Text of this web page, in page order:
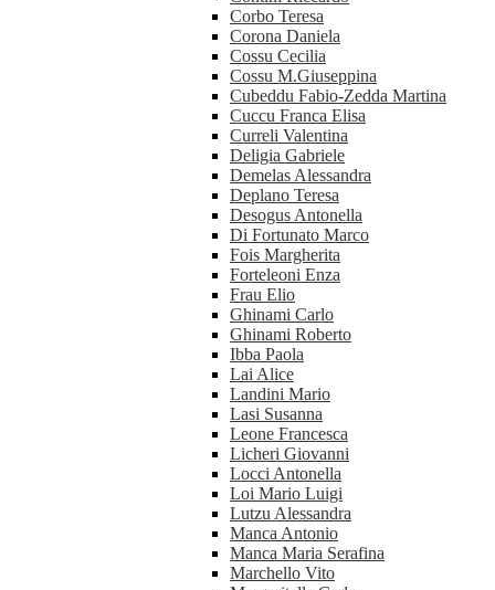
Corbo Teresa
Corona Daniela
Cossu Cecilia
Cossu M.Giuseppina
Cubeddu Fabio-Zedda Martina
Cuccu Franca Elisa
Curreli Valentina
Deligia Gabriele
Demelas Alessandra
Deplano Teresa
Desogus Antonella
Di Fortunato Marco
Fois Margherita
Forteleoni Enza
Frau Elio
Ghinami Carlo
Ghinami Roberto
Ibba Paola
Lai Alice
Landini Mario
Lasi Susanna
Leone Francesca
Licheri Giovanni
Locci Antonella
Loi Mario Luigi
Lutzu Alessandra
Manca Antonio
Manca Maria Serafina
Marchello Vito